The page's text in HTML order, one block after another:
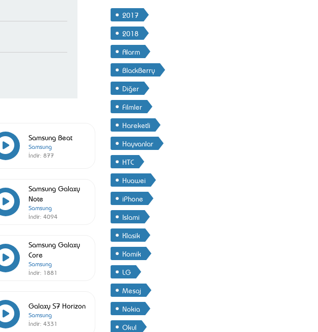
Samsung Beat
Samsung
İndir: 877
Samsung Galaxy
Note
Samsung
İndir: 4094
Samsung Galaxy
Core
Samsung
İndir: 1881
Galaxy S7 Horizon
Samsung
İndir: 4331
2017
2018
Alarm
BlackBerry
Diğer
Filmler
Hareketli
Hayvanlar
HTC
Huawei
iPhone
Islami
Klasik
Komik
LG
Mesaj
Nokia
Okul